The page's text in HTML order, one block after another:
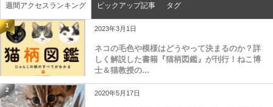
週間アクセスランキング ピックアップ記事 タグ
1 2023年3月1日
ネコの毛色や模様はどうやって決まるのか？詳
しく解説した書籍『猫柄図鑑』が刊行！ねこ博
士＆猫教授の...
2 2020年5月17日